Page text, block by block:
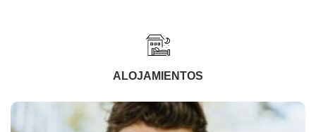
ALOJAMIENTOS